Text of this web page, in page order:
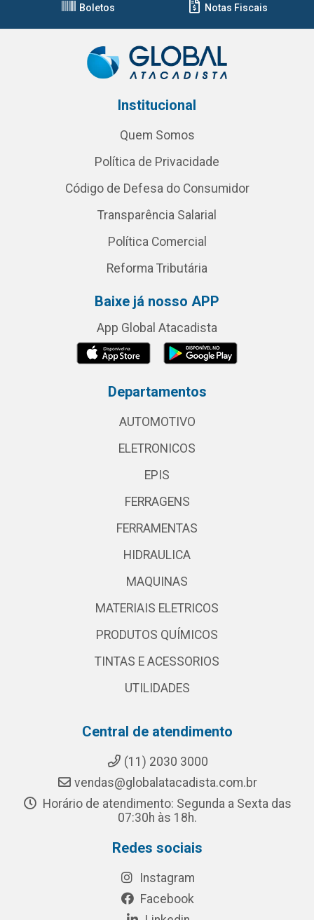
Boletos Notas Fiscais
Institucional
Quem Somos
Política de Privacidade
Código de Defesa do Consumidor
Transparência Salarial
Política Comercial
Reforma Tributária
Baixe já nosso APP
App Global Atacadista
Departamentos
AUTOMOTIVO
ELETRONICOS
EPIS
FERRAGENS
FERRAMENTAS
HIDRAULICA
MAQUINAS
MATERIAIS ELETRICOS
PRODUTOS QUÍMICOS
TINTAS E ACESSORIOS
UTILIDADES
Central de atendimento
(11) 2030 3000
vendas@globalatacadista.com.br
Horário de atendimento: Segunda a Sexta das
07:30h às 18h.
Redes sociais
Instagram
Facebook